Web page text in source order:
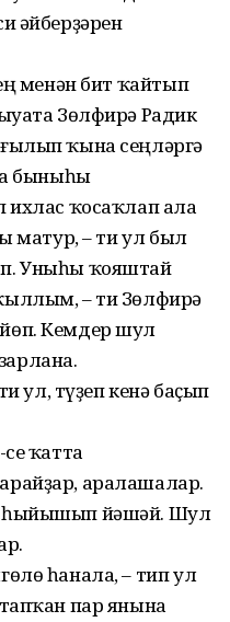
әйберҙәрен
менән бит ҡайтып
Зөлфирә Радик
ҡына сеңләргә
быныһы
ихлас ҡосаҡлап ала
матур, – ти ул был
Уныһы ҡояштай
– ти Зөлфирә
Кемдер шул
ул, түҙеп кенә баҫып
ҡатта
аралашалар.
һыйышып йәшәй. Шул
һанала, – тип ул
пар янына